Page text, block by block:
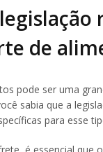
de
pode ser uma
sabia que a
para esse